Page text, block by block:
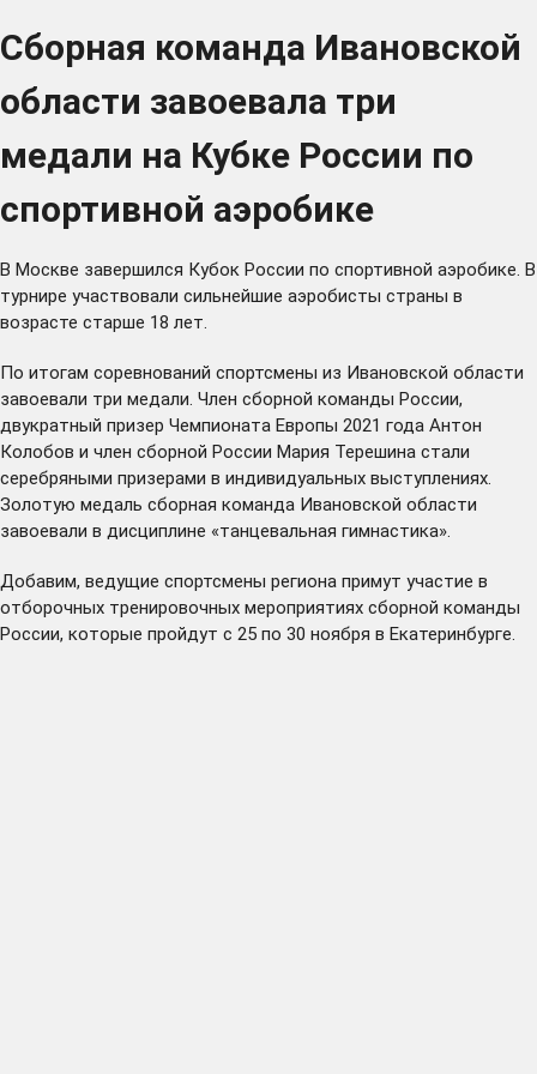
Сборная команда Ивановской
области завоевала три
медали на Кубке России по
спортивной аэробике
В Москве завершился Кубок России по спортивной аэробике. В
турнире участвовали сильнейшие аэробисты страны в
возрасте старше 18 лет.
По итогам соревнований спортсмены из Ивановской области
завоевали три медали. Член сборной команды России,
двукратный призер Чемпионата Европы 2021 года Антон
Колобов и член сборной России Мария Терешина стали
серебряными призерами в индивидуальных выступлениях.
Золотую медаль сборная команда Ивановской области
завоевали в дисциплине «танцевальная гимнастика».
Добавим, ведущие спортсмены региона примут участие в
отборочных тренировочных мероприятиях сборной команды
России, которые пройдут с 25 по 30 ноября в Екатеринбурге.